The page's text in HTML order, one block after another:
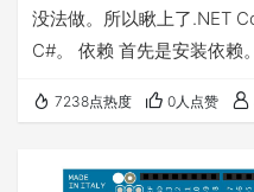
没法做。所以瞅上了.NET
C#。 依赖 首先是安装依赖
要安装的依赖微软基本都给
7238点热度 0人点赞